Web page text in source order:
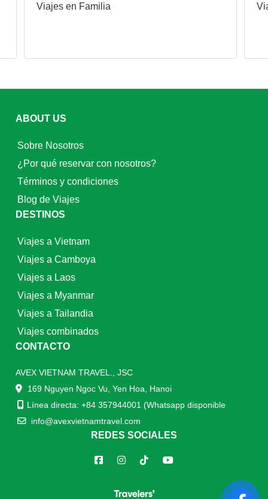
Viajes en Familia
ABOUT US
Sobre Nosotros
¿Por qué reservar con nosotros?
Términos y condiciones
Blog de Viajes
DESTINOS
Viajes a Vietnam
Viajes a Camboya
Viajes a Laos
Viajes a Myanmar
Viajes a Tailandia
Viajes combinados
CONTACTO
AVEX VIETNAM TRAVEL., JSC
169 Nguyen Ngoc Vu, Yen Hoa, Hanoi
Línea directa: +84 357944001 (Whatsapp disponible
info@avexvietnamtravel.com
REDES SOCIALES